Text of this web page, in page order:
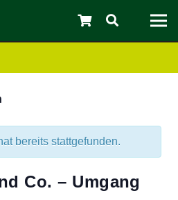
bereits stattgefunden.
Co. – Umgang